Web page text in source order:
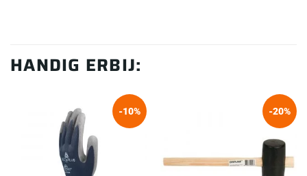
HANDIG ERBIJ:
-10% -20%